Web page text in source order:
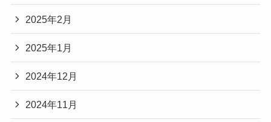
2025年2月
2025年1月
2024年12月
2024年11月